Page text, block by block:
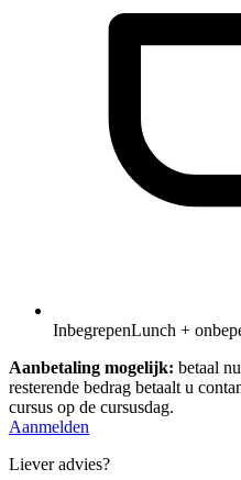
InbegrepenLunch +
Aanbetaling mogelijk: betaal
resterende bedrag betaalt u
cursus op de cursusdag.
Aanmelden
Liever advies?